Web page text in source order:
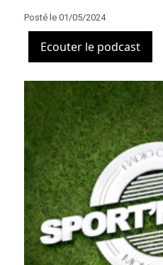
Posté le 01/05/2024
Ecouter le podcast